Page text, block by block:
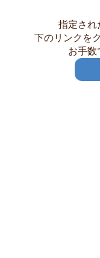
指定され
下のリンクを
お手数